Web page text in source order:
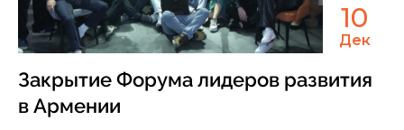
10
Дек
Закрытие Форума лидеров развития
в Армении